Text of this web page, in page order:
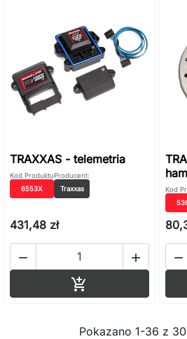
TRAXXAS - telemetria
Kod Produktu
6553X
Producent:
Traxxas
431,48 zł
 

Kod

Pokazano 1-36 z